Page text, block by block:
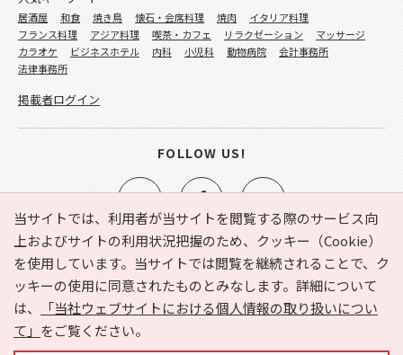
当サイトでは、利用者が当サイトを閲覧する際のサービス向
上およびサイトの利用状況把握のため、クッキー（Cookie）
を使用しています。当サイトでは閲覧を継続されることで、ク
ッキーの使用に同意されたものとみなします。詳細について
は、
「当社ウェブサイトにおける個人情報の取り扱いについ
て」 をご覧ください。
e-NAVITA（イーナビタ）とは？ お気に入り
ヘルプ
利用規約
個人情報の取り扱いについて
運営会社
サイトマップ
広告掲載に関するお問い合わせ
居酒屋 和食 焼き鳥 懐石・会席料理 焼肉
イタリア料理
フランス料理
アジア料理 喫茶・カフェ リラクゼーション
マッサージ
カラオケ
ビジネスホテル 内科 小児科 動物病院
会計事務所
法律事務所
掲載者ログイン
FOLLOW US!